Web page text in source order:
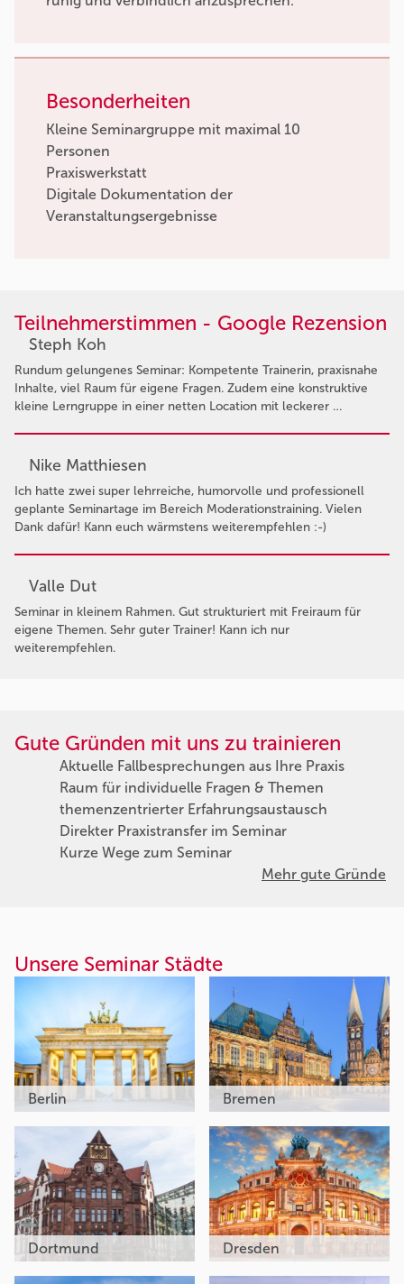
Besonderheiten
Kleine Seminargruppe mit maximal 10
Personen
Praxiswerkstatt
Digitale Dokumentation der
Veranstaltungsergebnisse
Teilnehmerstimmen - Google Rezension
Steph Koh
Rundum gelungenes Seminar: Kompetente Trainerin, praxisnahe
Inhalte, viel Raum für eigene Fragen. Zudem eine konstruktive
kleine Lerngruppe in einer netten Location mit leckerer …
Nike Matthiesen
Ich hatte zwei super lehrreiche, humorvolle und professionell
geplante Seminartage im Bereich Moderationstraining. Vielen
Dank dafür! Kann euch wärmstens weiterempfehlen :-)
Valle Dut
Seminar in kleinem Rahmen. Gut strukturiert mit Freiraum für
eigene Themen. Sehr guter Trainer! Kann ich nur
weiterempfehlen.
Gute Gründen mit uns zu trainieren
Aktuelle Fallbesprechungen aus Ihre Praxis
Raum für individuelle Fragen & Themen
themenzentrierter Erfahrungsaustausch
Direkter Praxistransfer im Seminar
Kurze Wege zum Seminar
Mehr gute Gründe
Unsere Seminar Städte
Berlin Bremen
Dortmund Dresden